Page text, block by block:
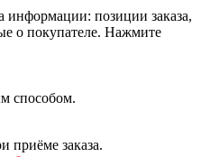
информации: позиции заказа,
о покупателе. Нажмите
способом.
приёме заказа.